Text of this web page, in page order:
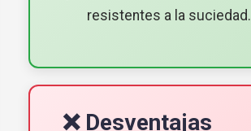
resistentes a la suciedad.
❌ Desventajas